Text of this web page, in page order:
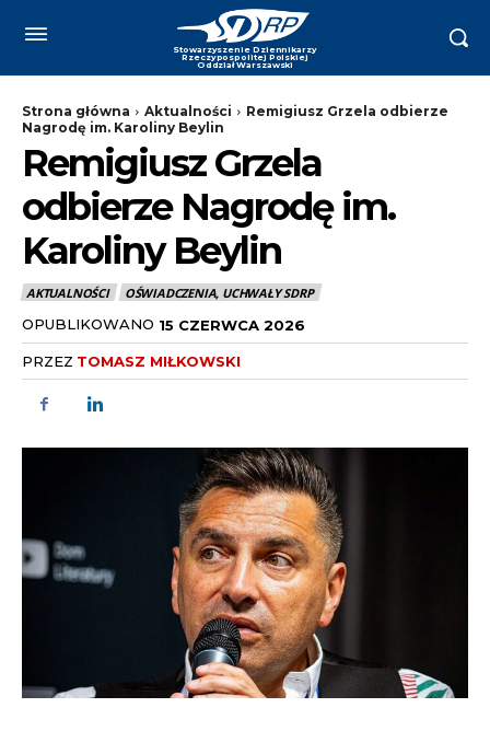
Strona główna Aktualności
Remigiusz Grzela odbierze
Nagrodę im. Karoliny Beylin
Remigiusz Grzela
odbierze Nagrodę im.
Karoliny Beylin
AKTUALNOŚCI OŚWIADCZENIA, UCHWAŁY SDRP
OPUBLIKOWANO 15 CZERWCA 2026
PRZEZ TOMASZ MIŁKOWSKI